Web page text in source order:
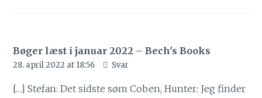
Bøger læst i januar 2022 – Bech's Books
28. april 2022 at 18:56 Svar
[…] Stefan: Det sidste søm Coben, Hunter: Jeg finder